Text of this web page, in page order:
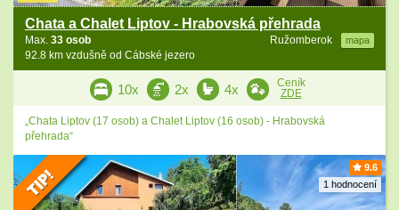
Chata a Chalet Liptov - Hrabovská přehrada
Ružomberok mapa
Max. 33 osob
92.8 km vzdušně od Cábské jezero
10x 2x 4x
Ceník
ZDE
„Chata Liptov (17 osob) a Chalet Liptov (16 osob) - Hrabovská
přehrada“
9.6
1 hodnocení